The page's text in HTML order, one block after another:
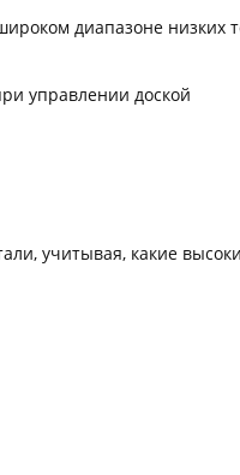
диапазоне низких
управлении доской
учитывая, какие